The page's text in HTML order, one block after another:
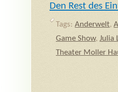
Den Rest des
Tags: Anderwelt,
Game Show, Julia
Theater Moller